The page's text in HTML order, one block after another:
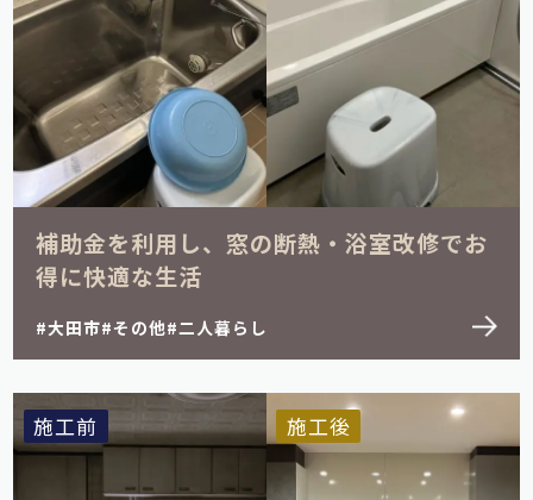
補助金を利用し、窓の断熱・浴室改修でお
得に快適な生活
大田市 その他 二人暮らし
施工前 施工後